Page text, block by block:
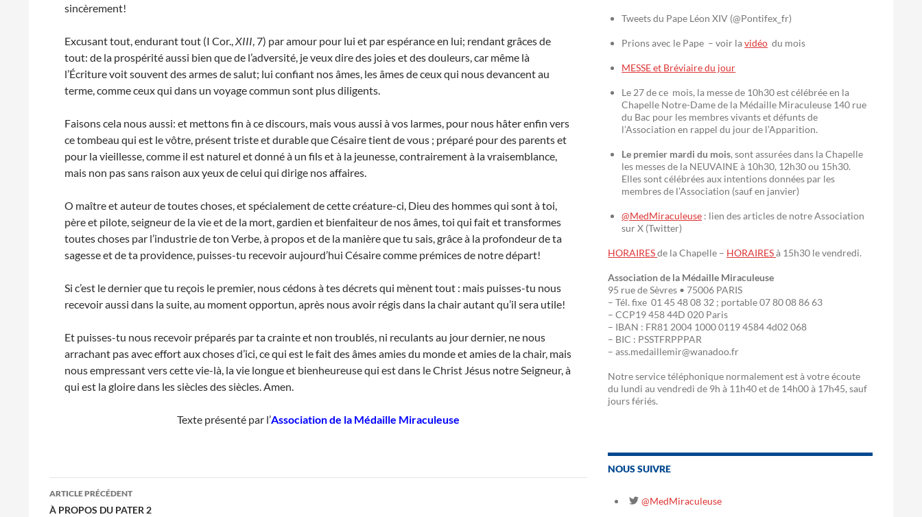
sincèrement!
Excusant tout, endurant tout (I Cor.,XIII, 7) par amour pour lui et par espérance en lui; rendant grâces de
tout: de la prospérité aussi bien que de l’adversité, je veux dire des joies et des douleurs, car même là
l’Écriture voit souvent des armes de salut; lui confiant nos âmes, les âmes de ceux qui nous devancent au
terme, comme ceux qui dans un voyage commun sont plus diligents.
Faisons cela nous aussi: et mettons fin à ce discours, mais vous aussi à vos larmes, pour nous hâter enfin vers
ce tombeau qui est le vôtre, présent triste et durable que Césaire tient de vous ; préparé pour des parents et
pour la vieillesse, comme il est naturel et donné à un fils et à la jeunesse, contrairement à la vraisemblance,
mais non pas sans raison aux yeux de celui qui dirige nos affaires.
O maître et auteur de toutes choses, et spécialement de cette créature-ci, Dieu des hommes qui sont à toi,
père et pilote, seigneur de la vie et de la mort, gardien et bienfaiteur de nos âmes, toi qui fait et transformes
toutes choses par l’industrie de ton Verbe, à propos et de la manière que tu sais, grâce à la profondeur de ta
sagesse et de ta providence, puisses-tu recevoir aujourd’hui Césaire comme prémices de notre départ!
Si c’est le dernier que tu reçois le premier, nous cédons à tes décrets qui mènent tout : mais puisses-tu nous
recevoir aussi dans la suite, au moment opportun, après nous avoir régis dans la chair autant qu’il sera utile!
Et puisses-tu nous recevoir préparés par ta crainte et non troublés, ni reculants au jour dernier, ne nous
arrachant pas avec effort aux choses d’ici, ce qui est le fait des âmes amies du monde et amies de la chair, mais
nous empressant vers cette vie-là, la vie longue et bienheureuse qui est dans le Christ Jésus notre Seigneur, à
qui est la gloire dans les siècles des siècles. Amen.
Texte présenté par l’Association de la Médaille Miraculeuse
Navigation
des
ARTICLE PRÉCÉDENT
À PROPOS DU PATER 2
Tweets du Pape Léon XIV (@Pontifex_fr)
Prions avec le Pape – voir lavidéo du mois
MESSE et Bréviaire du jour
Le 27 de ce mois, la messe de 10h30 est célébrée en la
Chapelle Notre-Dame de la Médaille Miraculeuse 140 rue
du Bac pour les membres vivants et défunts de
l’Association en rappel du jour de l’Apparition.
Le premier mardi du mois, sont assurées dans la Chapelle
les messes de la NEUVAINE à 10h30, 12h30 ou 15h30.
Elles sont célébrées aux intentions données par les
membres de l’Association (sauf en janvier)
@MedMiraculeuse : lien des articles de notre Association
sur X (Twitter)
HORAIRESde la Chapelle – HORAIRESà 15h30 le vendredi.
Association de la Médaille Miraculeuse
95 rue de Sèvres • 75006 PARIS
– Tél. fixe 01 45 48 08 32 ; portable 07 80 08 86 63
– CCP19 458 44D 020 Paris
– IBAN : FR81 2004 1000 0119 4584 4d02 068
– BIC : PSSTFRPPPAR
– ass.medaillemir@wanadoo.fr
Notre service téléphonique normalement est à votre écoute
du lundi au vendredi de 9h à 11h40 et de 14h00 à 17h45, sauf
jours fériés.
NOUS SUIVRE
@MedMiraculeuse